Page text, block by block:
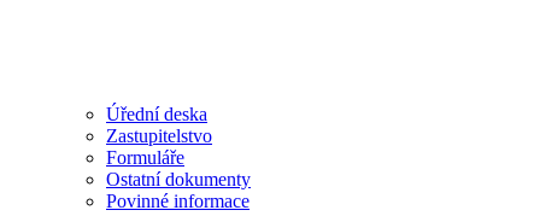
Úřední deska
Zastupitelstvo
Formuláře
Ostatní dokumenty
Povinné informace